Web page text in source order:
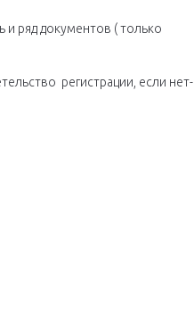
и ряд документов ( только
регистрации, если нет-